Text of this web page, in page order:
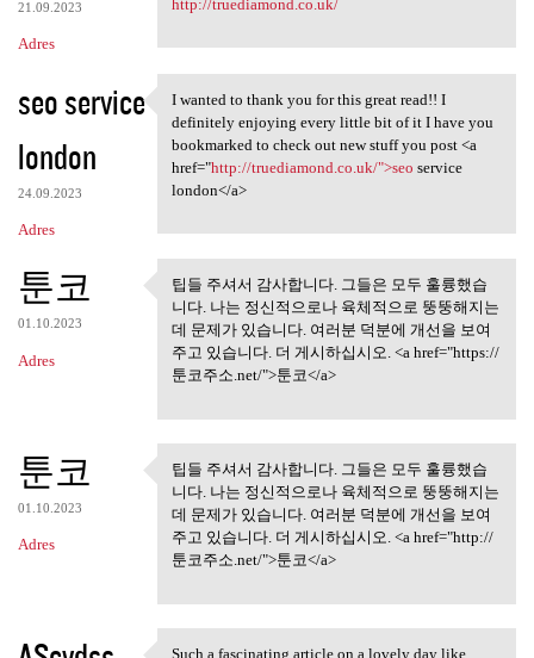
21.09.2023
Adres
http://truediamond.co.uk/
seo service
london
24.09.2023
Adres
I wanted to thank you for
I wanted to thank you for this great read!! I
definitely enjoying every little bit of it I have you
bookmarked to check out new stuff you post <a
href="http://truediamond.co.uk/">seo service
london</a>
툰코
01.10.2023
Adres
팁들 주셔서 감사합니다. 그들은
모두 훌륭했습니다.
팁들 주셔서 감사합니다. 그들은 모두 훌륭했습
니다. 나는 정신적으로나 육체적으로 뚱뚱해지는
데 문제가 있습니다. 여러분 덕분에 개선을 보여
주고 있습니다. 더 게시하십시오. <a href="https://
툰코주소.net/">툰코</a>
툰코
01.10.2023
Adres
팁들 주셔서 감사합니다. 그들은
모두 훌륭했습니다.
팁들 주셔서 감사합니다. 그들은 모두 훌륭했습
니다. 나는 정신적으로나 육체적으로 뚱뚱해지는
데 문제가 있습니다. 여러분 덕분에 개선을 보여
주고 있습니다. 더 게시하십시오. <a href="http://
툰코주소.net/">툰코</a>
Such a fascinating article on a lovely day like